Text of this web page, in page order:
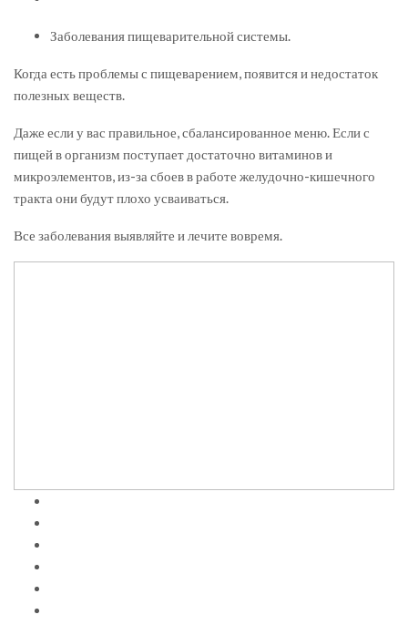
Заболевания пищеварительной системы.
Когда есть проблемы с пищеварением, появится и недостаток
полезных веществ.
Даже если у вас правильное, сбалансированное меню. Если с
пищей в организм поступает достаточно витаминов и
микроэлементов, из-за сбоев в работе желудочно-кишечного
тракта они будут плохо усваиваться.
Все заболевания выявляйте и лечите вовремя.